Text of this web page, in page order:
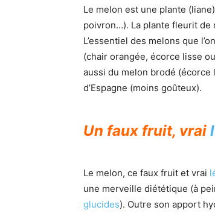
Le melon est une plante
poivron…). La plante fleurit de
L’essentiel des melons que
(chair orangée, écorce lisse
aussi du melon brodé
d’Espagne (moins goûteux).
Un faux fruit, vrai
Le melon, ce faux fruit et vrai
une merveille diététique (à
glucides). Outre son apport